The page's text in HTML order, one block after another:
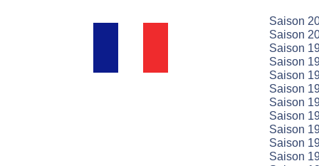
Saison
Saison
Saison
Saison
Saison
Saison
Saison
Saison
Saison
Saison
Saison